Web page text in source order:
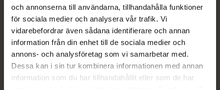
och annonserna till användarna, tillhandahålla funktioner
för sociala medier och analysera vår trafik. Vi
vidarebefordrar även sådana identifierare och annan
information från din enhet till de sociala medier och
annons- och analysföretag som vi samarbetar med.
Dessa kan i sin tur kombinera informationen med annan
information som du har tillhandahållit eller som de har
Aktuella erbjudanden
Beskrivning Dölj
Jämförpris 34,63 kr/st
EAN:05390166047663